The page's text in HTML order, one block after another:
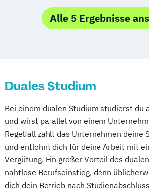
Alle 5 Ergebnisse
Duales Studium
Bei einem dualen Studium studierst du
und wirst parallel von einem
Regelfall zahlt das Unternehmen deine
und entlohnt dich für deine Arbeit mit
Vergütung. Ein großer Vorteil des
nahtlose Berufseinstieg, denn
dich dein Betrieb nach